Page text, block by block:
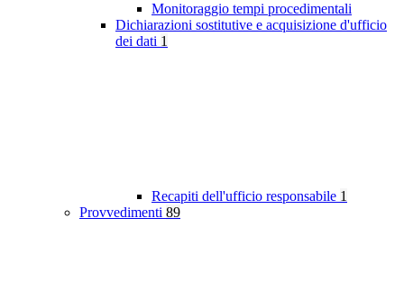
Monitoraggio tempi procedimentali
Dichiarazioni sostitutive e acquisizione d'ufficio
dei dati 1
Recapiti dell'ufficio responsabile 1
Provvedimenti 89